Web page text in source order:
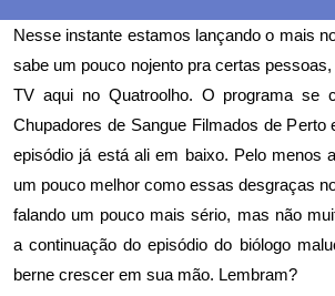
Nesse instante estamos lançando o mais
sabe um pouco nojento pra certas
TV aqui no Quatroolho. O programa se
Chupadores de Sangue Filmados de Perto
episódio já está ali em baixo. Pelo menos
um pouco melhor como essas desgraças
falando um pouco mais sério, mas não
a continuação do episódio do biólogo
berne crescer em sua mão. Lembram?